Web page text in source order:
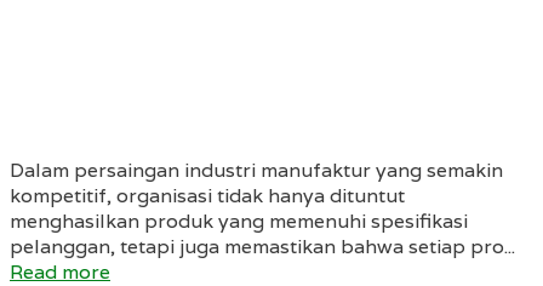
Dalam persaingan industri manufaktur yang semakin
kompetitif, organisasi tidak hanya dituntut
menghasilkan produk yang memenuhi spesifikasi
pelanggan, tetapi juga memastikan bahwa setiap pro...
Read more